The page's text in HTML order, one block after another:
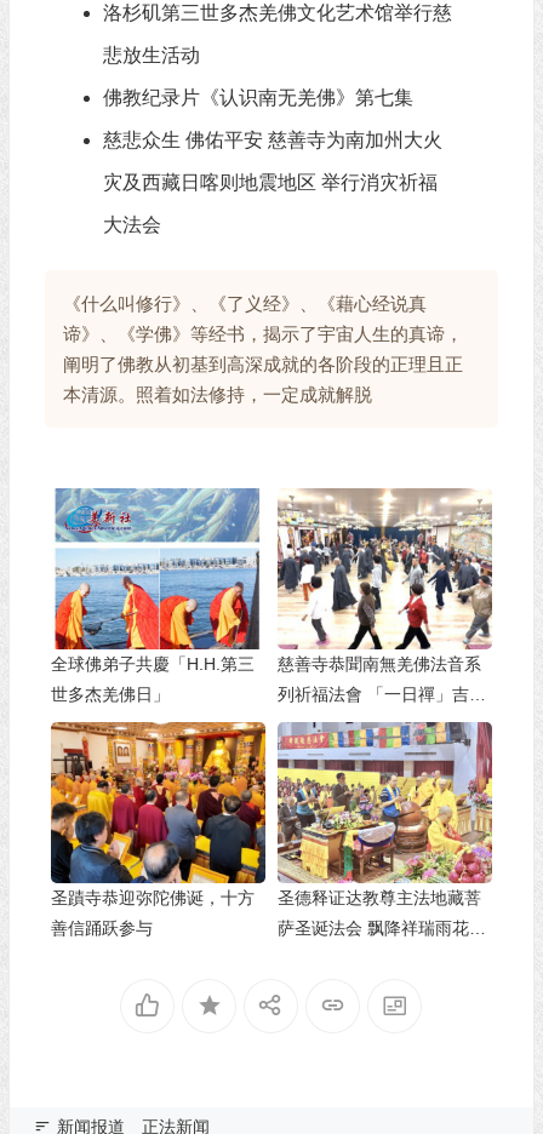
洛杉矶第三世多杰羌佛文化艺术馆举行慈
悲放生活动
佛教纪录片《认识南无羌佛》第七集
慈悲众生 佛佑平安 慈善寺为南加州大火
灾及西藏日喀则地震地区 举行消灾祈福
大法会
《什么叫修行》、《了义经》、《藉心经说真
谛》、《学佛》等经书，揭示了宇宙人生的真谛，
阐明了佛教从初基到高深成就的各阶段的正理且正
本清源。照着如法修持，一定成就解脱
全球佛弟子共慶「H.H.第三
世多杰羌佛日」
慈善寺恭聞南無羌佛法音系
列祈福法會 「一日禪」吉祥
殊勝 禪悅輕安
圣蹟寺恭迎弥陀佛诞，十方
善信踊跃参与
圣德释证达教尊主法地藏菩
萨圣诞法会 飘降祥瑞雨花树
新闻报道 正法新闻